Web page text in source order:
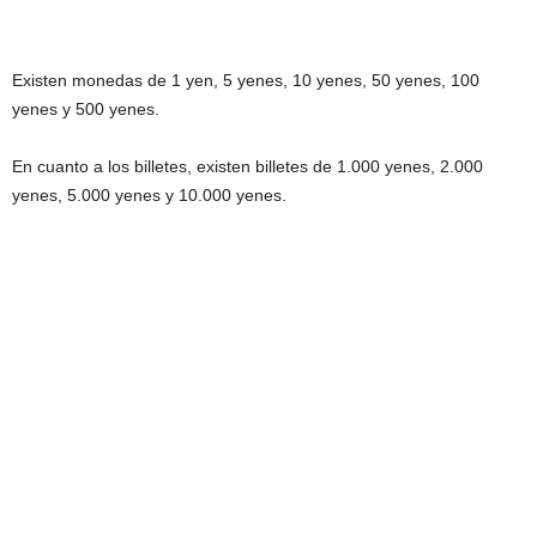
Existen monedas de 1 yen, 5 yenes, 10 yenes, 50 yenes, 100
yenes y 500 yenes.
En cuanto a los billetes, existen billetes de 1.000 yenes, 2.000
yenes, 5.000 yenes y 10.000 yenes.